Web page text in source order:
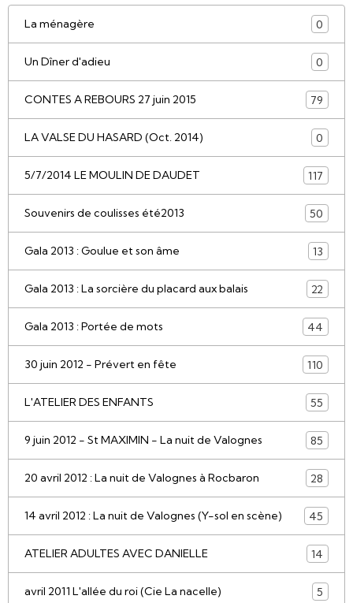
La ménagère 0
Un Dîner d'adieu 0
CONTES A REBOURS 27 juin 2015 79
LA VALSE DU HASARD (Oct. 2014) 0
5/7/2014 LE MOULIN DE DAUDET 117
Souvenirs de coulisses été2013 50
Gala 2013 : Goulue et son âme 13
Gala 2013 : La sorcière du placard aux balais 22
Gala 2013 : Portée de mots 44
30 juin 2012 - Prévert en fête 110
L'ATELIER DES ENFANTS 55
9 juin 2012 - St MAXIMIN - La nuit de Valognes 85
20 avril 2012 : La nuit de Valognes à Rocbaron 28
14 avril 2012 : La nuit de Valognes (Y-sol en scène) 45
ATELIER ADULTES AVEC DANIELLE 14
avril 2011 L'allée du roi (Cie La nacelle) 5